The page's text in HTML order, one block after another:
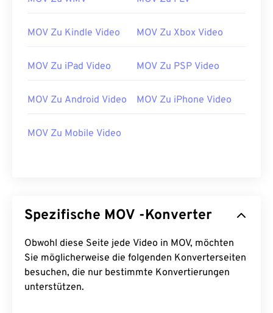
Nützliche Links:
https://developer.apple.com/library/archive/
MOV Zu Kindle Video MOV Zu Xbox Video
MOV Zu iPad Video MOV Zu PSP Video
MOV Zu Android Video MOV Zu iPhone Video
MOV Zu Mobile Video
Spezifische MOV -Konverter
Obwohl diese Seite jede Video in MOV, möchten
Sie möglicherweise die folgenden Konverterseiten
besuchen, die nur bestimmte Konvertierungen
unterstützen.